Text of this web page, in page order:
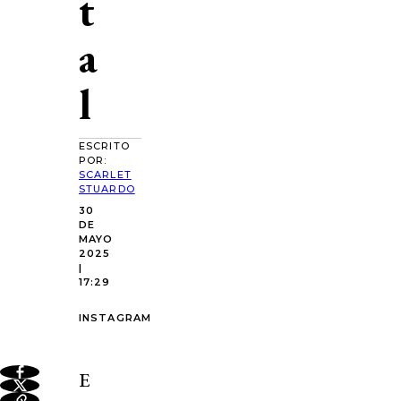
a
l
ESCRITO
POR:
SCARLET
STUARDO
30
DE
MAYO
2025
|
17:29
INSTAGRAM
E